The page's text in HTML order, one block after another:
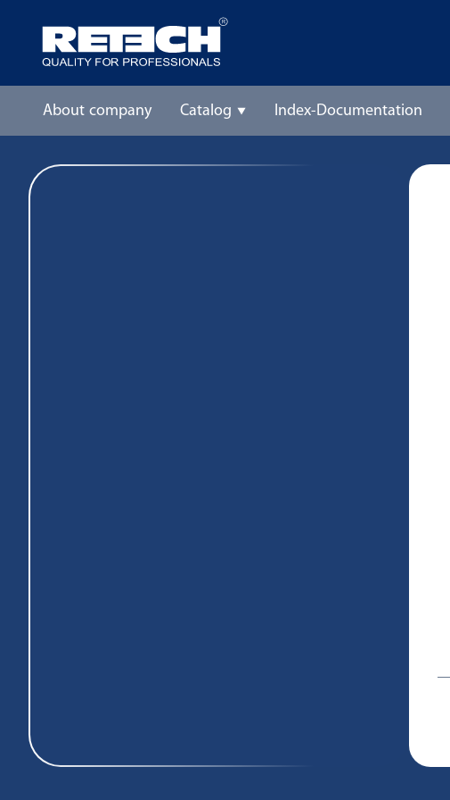
About company Catalog Index-Documentation